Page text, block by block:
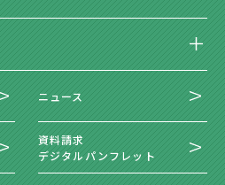
ニュース
資料請求
デジタルパンフレット